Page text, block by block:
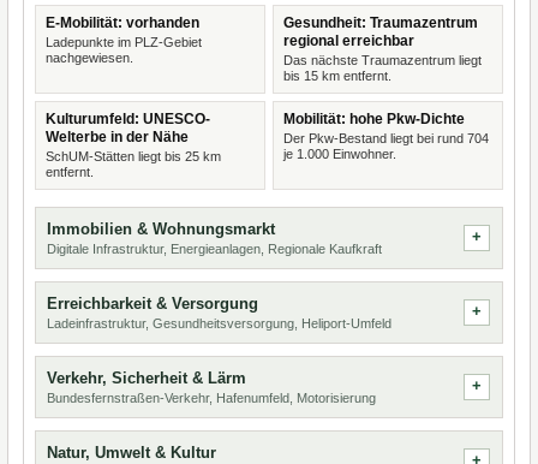
E-Mobilität: vorhanden
Ladepunkte im PLZ-Gebiet
nachgewiesen.
Gesundheit: Traumazentrum
regional erreichbar
Das nächste Traumazentrum liegt
bis 15 km entfernt.
Kulturumfeld: UNESCO-
Welterbe in der Nähe
SchUM-Stätten liegt bis 25 km
entfernt.
Mobilität: hohe Pkw-Dichte
Der Pkw-Bestand liegt bei rund 704
je 1.000 Einwohner.
Immobilien & Wohnungsmarkt
Digitale Infrastruktur, Energieanlagen, Regionale Kaufkraft
Erreichbarkeit & Versorgung
Ladeinfrastruktur, Gesundheitsversorgung, Heliport-Umfeld
Verkehr, Sicherheit & Lärm
Bundesfernstraßen-Verkehr, Hafenumfeld, Motorisierung
Natur, Umwelt & Kultur